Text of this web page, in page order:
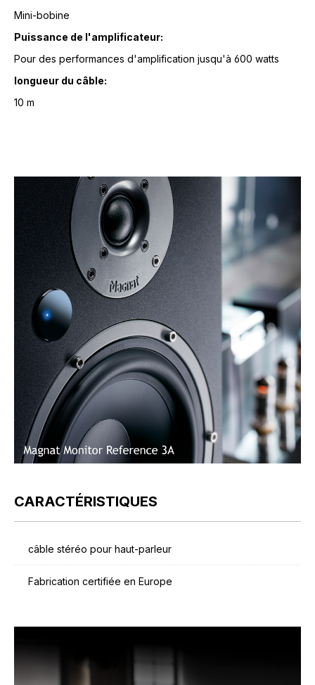
Mini-bobine
Puissance de l'amplificateur:
Pour des performances d'amplification jusqu'à 600 watts
longueur du câble:
10 m
CARACTÉRISTIQUES
câble stéréo pour haut-parleur
Fabrication certifiée en Europe